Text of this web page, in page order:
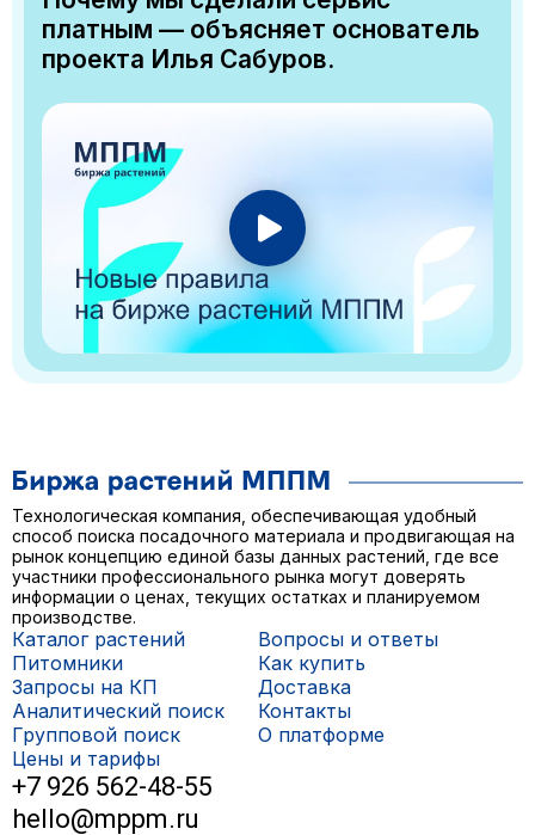
платным — объясняет основатель
проекта Илья Сабуров.
Технологическая компания, обеспечивающая удобный
способ поиска посадочного материала и продвигающая на
рынок концепцию единой базы данных растений, где все
участники профессионального рынка могут доверять
информации о ценах, текущих остатках и планируемом
производстве.
Каталог растений
Питомники
Запросы на КП
Аналитический поиск
Групповой поиск
Цены и тарифы
Вопросы и ответы
Как купить
Доставка
Контакты
О платформе
+7 926 562-48-55
hello@mppm.ru